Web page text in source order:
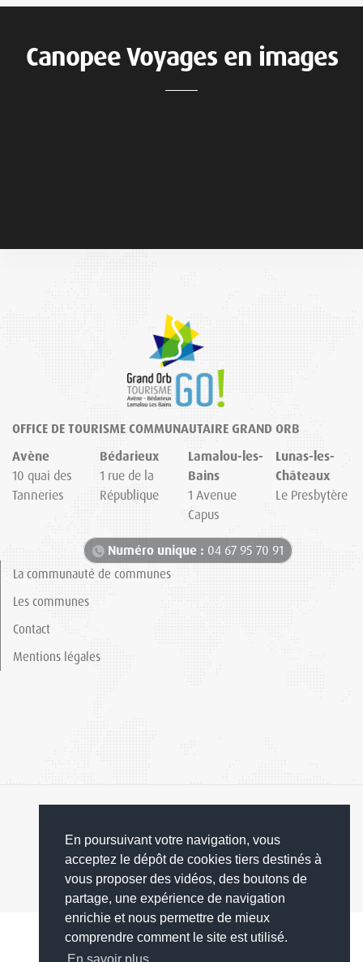
En poursuivant votre navigation, vous
acceptez le dépôt de cookies tiers destinés à
vous proposer des vidéos, des boutons de
partage, une expérience de navigation
enrichie et nous permettre de mieux
comprendre comment le site est utilisé.
Canopee Voyages en images
OFFICE DE TOURISME COMMUNAUTAIRE GRAND ORB
Avène
10 quai des
Tanneries
Bédarieux
1 rue de la
République
Lamalou-les-
Bains
1 Avenue
Capus
Lunas-les-
Châteaux
Le Presbytère
Numéro unique : 04 67 95 70 91
La communauté de communes
Les communes
Contact
Mentions légales
© 2019 Grand Orb